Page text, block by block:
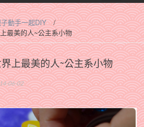
動手一起DIY
/
最美的人~公主系小物
上最美的人~公主系小物
06-02